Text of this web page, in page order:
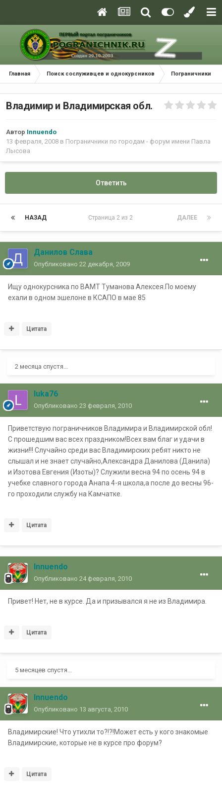
Главная Поиск сослуживцев и однокурсников Пограничники
Владимир и Владимирская обл.
Автор Innuendo
13 февраля, 2008 в Пограничники по городам - форум имени Павла
Лысова
Ответить
НАЗАД ДАЛЕЕ
Страница 2 из 2
Данилов Слава
Опубликовано 22 декабря, 2009
Ищу однокурсника по ВАМТ Туманова Алексея.По моему
ехали в одном эшелоне в КСАПО в мае 85
Цитата
2 месяца спустя...
luka76
Опубликовано 23 февраля, 2010
Приветствую пограничников Владимира и Владимирской обл!
С прошедшим вас всех праздником!Всех вам благ и удачи в
жизни!!! Случайно среди вас Владимирских ребят никто не
слышал и не знает случайно,Александра Данилова (Данила)
и Изотова Евгения (Изоты)? Служили весна 94 по осень 94 в
учебке славного города Анапа 4-я школа,а после до весны 96-
го проходили службу на Камчатке.
Цитата
Innuendo
Опубликовано 24 февраля, 2010
Привет! Нет, не в курсе. Да и призывался я не из Владимира.
Цитата
5 месяцев спустя...
Innuendo
Опубликовано 13 августа, 2010
Владимирские! Что утихли то?!?!Может есть у кого знакомые
Владимирские, которые не в курсе про форум?
Цитата